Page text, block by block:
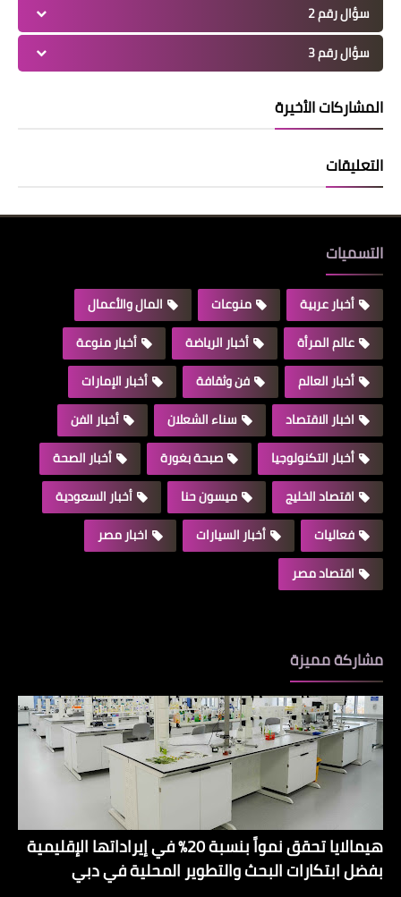
سؤال رقم 2
سؤال رقم 3
المشاركات الأخيرة
التعليقات
التسميات
أخبار عربية منوعات
المال والأعمال
عالم المرأة
أخبار الرياضة
أخبار منوعة
أخبار العالم
فن وثقافة
أخبار الإمارات
اخبار الاقتصاد
سناء الشعلان
أخبار الفن
أخبار التكنولوجيا
صبحة بغورة
أخبار الصحة
اقتصاد الخليج
ميسون حنا
أخبار السعودية
فعاليات
أخبار السيارات
اخبار مصر
اقتصاد مصر
مشاركة مميزة
هيمالايا تحقق نمواً بنسبة 20% في إيراداتها الإقليمية
بفضل ابتكارات البحث والتطوير المحلية في دبي